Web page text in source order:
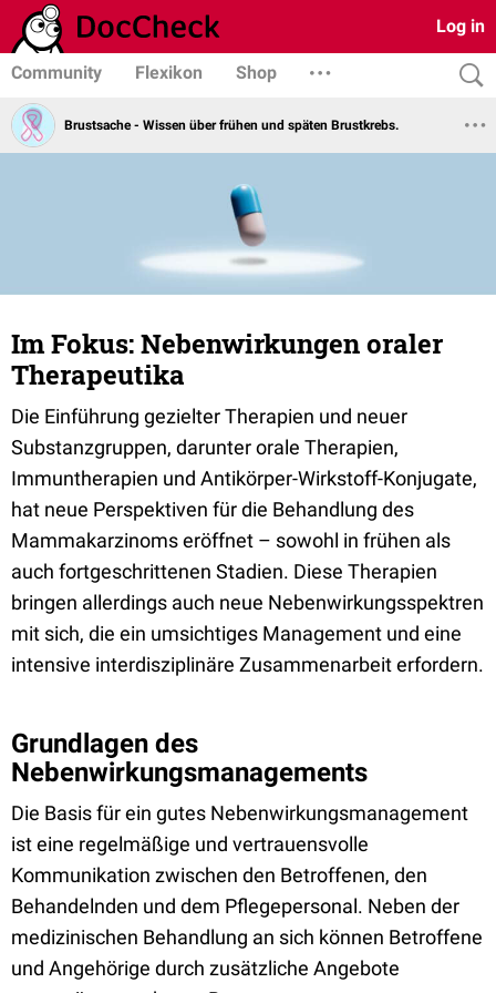
Log in
Community Flexikon Shop
Brustsache - Wissen über frühen und späten Brustkrebs.
Im Fokus: Nebenwirkungen oraler
Therapeutika
Die Einführung gezielter Therapien und neuer
Substanzgruppen, darunter orale Therapien,
Immuntherapien und Antikörper-Wirkstoff-Konjugate,
hat neue Perspektiven für die Behandlung des
Mammakarzinoms eröffnet – sowohl in frühen als
auch fortgeschrittenen Stadien. Diese Therapien
bringen allerdings auch neue Nebenwirkungsspektren
mit sich, die ein umsichtiges Management und eine
intensive interdisziplinäre Zusammenarbeit erfordern.
Grundlagen des
Nebenwirkungsmanagements
Die Basis für ein gutes Nebenwirkungsmanagement
ist eine regelmäßige und vertrauensvolle
Kommunikation zwischen den Betroffenen, den
Behandelnden und dem Pflegepersonal. Neben der
medizinischen Behandlung an sich können Betroffene
und Angehörige durch zusätzliche Angebote